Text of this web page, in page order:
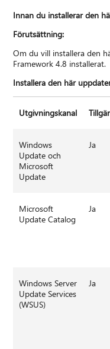
Innan du installerar den
Förutsättning:
Om du vill installera den
Framework 4.8 installerat.
Installera den här
Utgivningskanal
Windows
Update och
Microsoft
Update
Ja
Microsoft
Update Catalog
Ja
Windows Server
Update Services
(WSUS)
Ja